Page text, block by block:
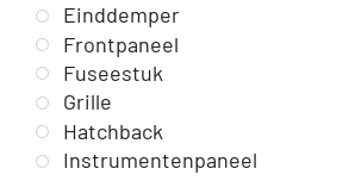
Einddemper
Frontpaneel
Fuseestuk
Grille
Hatchback
Instrumentenpaneel